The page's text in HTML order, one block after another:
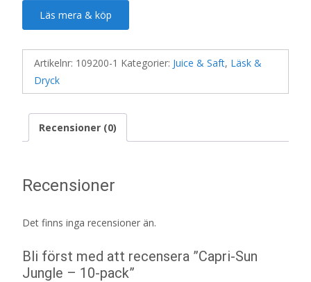
Läs mera & köp
Artikelnr: 109200-1 Kategorier: Juice & Saft, Läsk &
Dryck
Recensioner (0)
Recensioner
Det finns inga recensioner än.
Bli först med att recensera ”Capri-Sun
Jungle – 10-pack”